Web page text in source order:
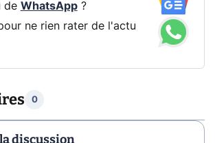
de WhatsApp?
ne rien rater de l'actu
0
discussion